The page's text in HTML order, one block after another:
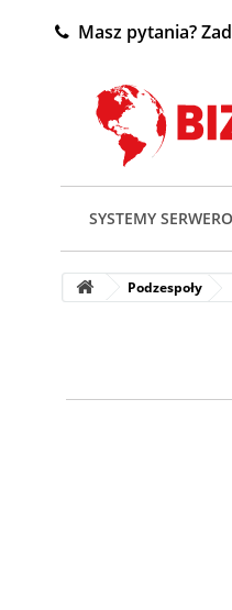
Masz pytania?
SYSTEMY
Podzespoły